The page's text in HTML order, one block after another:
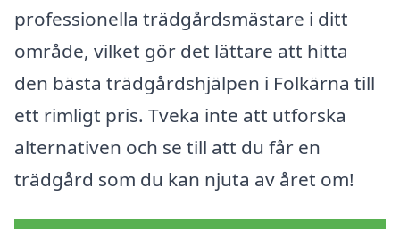
professionella trädgårdsmästare i ditt
område, vilket gör det lättare att hitta
den bästa trädgårdshjälpen i Folkärna till
ett rimligt pris. Tveka inte att utforska
alternativen och se till att du får en
trädgård som du kan njuta av året om!